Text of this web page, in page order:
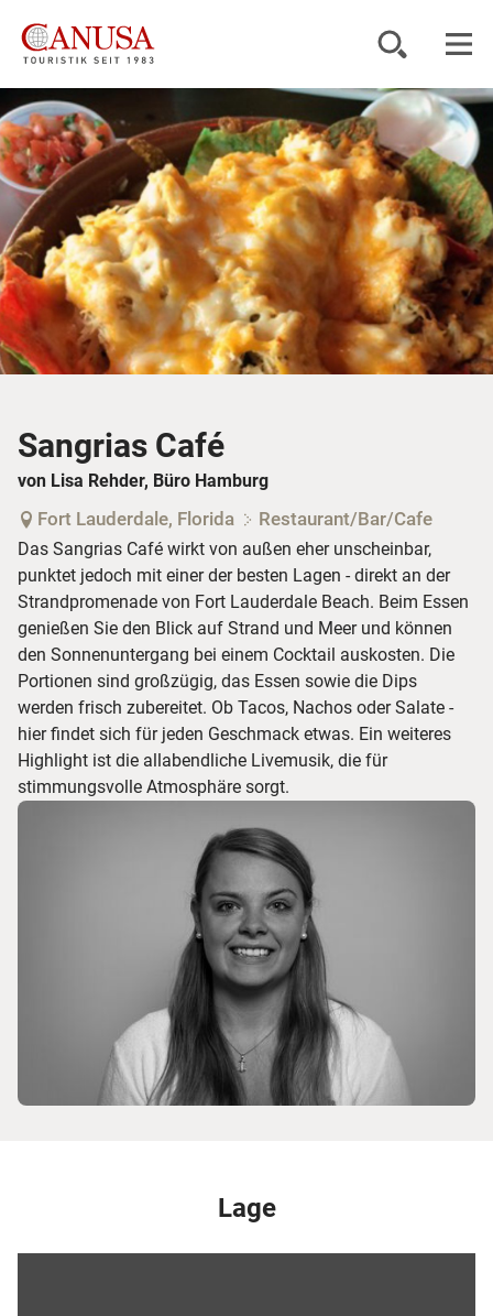
Reiseziele
Reisearten
Inspiration
Service
Sangrias Café
von Lisa Rehder, Büro Hamburg
Fort Lauderdale, Florida Restaurant/Bar/Cafe
Das Sangrias Café wirkt von außen eher unscheinbar,
punktet jedoch mit einer der besten Lagen - direkt an der
Strandpromenade von Fort Lauderdale Beach. Beim Essen
genießen Sie den Blick auf Strand und Meer und können
den Sonnenuntergang bei einem Cocktail auskosten. Die
Portionen sind großzügig, das Essen sowie die Dips
werden frisch zubereitet. Ob Tacos, Nachos oder Salate -
hier findet sich für jeden Geschmack etwas. Ein weiteres
Highlight ist die allabendliche Livemusik, die für
stimmungsvolle Atmosphäre sorgt.
Lage